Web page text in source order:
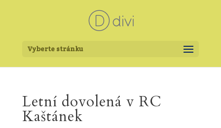
Vyberte stránku
Letní dovolená v RC
Kaštánek